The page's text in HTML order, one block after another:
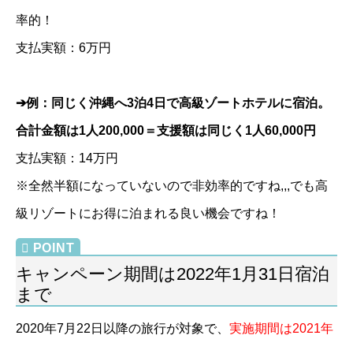
率的！
支払実額：6万円
➔例：同じく沖縄へ3泊4日で高級ゾートホテルに宿泊。
合計金額は1人200,000＝支援額は同じく1人60,000円
支払実額：14万円
※全然半額になっていないので非効率的ですね,,,でも高
級リゾートにお得に泊まれる良い機会ですね！
キャンペーン期間は2022年1月31日宿泊
まで
2020年7月22日以降の旅行が対象で、 実施期間は2021年